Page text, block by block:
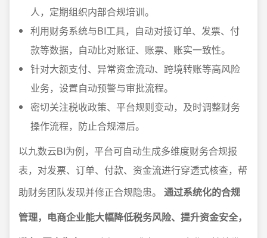
人，定期组织内部合规培训。
利用财务系统与BI工具，自动对接订单、发票、付
款等数据，自动比对账证、账票、账实一致性。
针对大额支付、异常资金流动、跨境转账等高风险
业务，设置自动预警与审批流程。
密切关注税收政策、平台规则变动，及时调整财务
操作流程，防止合规滞后。
以九数云BI为例，平台可自动生成多维度财务合规报
表，对发票、订单、付款、资金流进行穿透式核查，帮
助财务团队发现并修正合规隐患。 通过系统化的合规
管理，电商企业能大幅降低税务风险、提升资金安全，